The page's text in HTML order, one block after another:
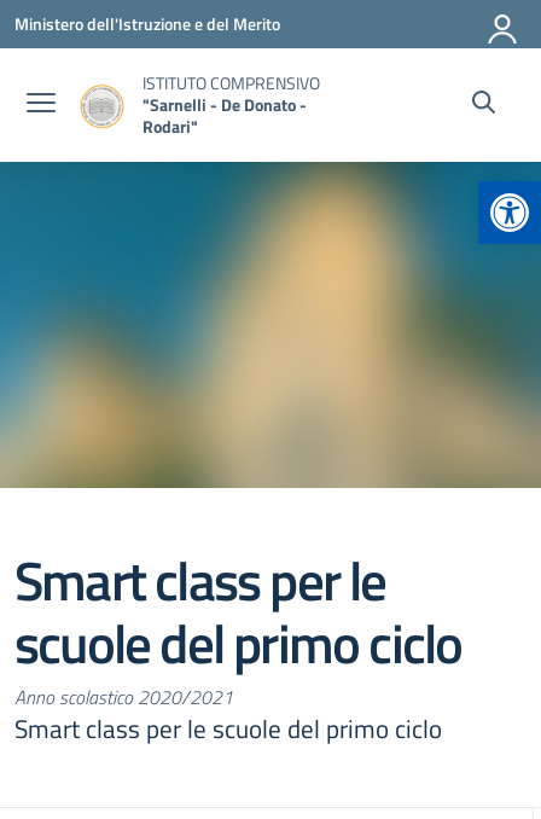
Vai ai contenuti
Vai al menu di navigazione
Vai al footer
Ministero dell'Istruzione e del Merito
ISTITUTO COMPRENSIVO
"Sarnelli - De Donato -
Rodari"
Smart class per le
scuole del primo ciclo
Anno scolastico 2020/2021
Smart class per le scuole del primo ciclo